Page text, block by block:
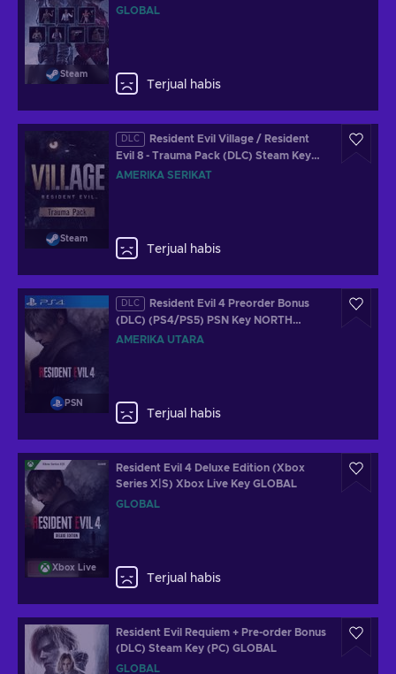
Steam
Key GLOBAL
GLOBAL
Terjual habis
Steam
DLC
Resident Evil Village / Resident
Evil 8 - Trauma Pack (DLC) Steam Key
UNITED STATES
AMERIKA SERIKAT
Terjual habis
PSN
DLC
Resident Evil 4 Preorder Bonus
(DLC) (PS4/PS5) PSN Key NORTH
AMERICA
AMERIKA UTARA
Terjual habis
Xbox Live
Resident Evil 4 Deluxe Edition (Xbox
Series X|S) Xbox Live Key GLOBAL
GLOBAL
Terjual habis
Resident Evil Requiem + Pre-order Bonus
(DLC) Steam Key (PC) GLOBAL
GLOBAL